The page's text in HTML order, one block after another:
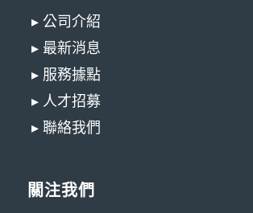
▸ 公司介紹
▸ 最新消息
▸ 服務據點
▸ 人才招募
▸ 聯絡我們
關注我們